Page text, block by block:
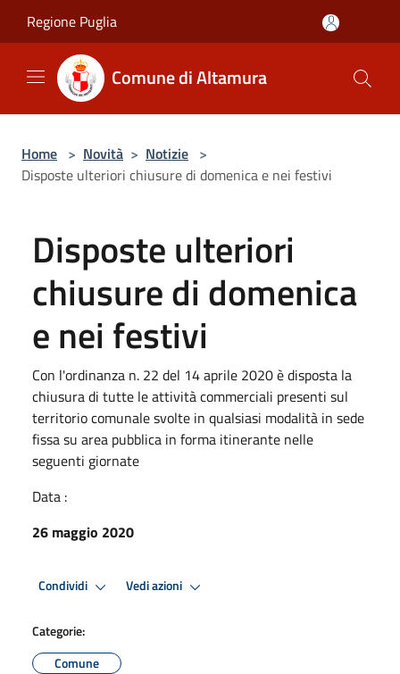
Regione Puglia
Comune di Altamura
Home > Novità > Notizie >
Disposte ulteriori chiusure di domenica e nei festivi
Disposte ulteriori
chiusure di domenica
e nei festivi
Con l'ordinanza n. 22 del 14 aprile 2020 è disposta la
chiusura di tutte le attività commerciali presenti sul
territorio comunale svolte in qualsiasi modalità in sede
fissa su area pubblica in forma itinerante nelle
seguenti giornate
Data :
26 maggio 2020
Condividi Vedi azioni
Categorie:
Comune